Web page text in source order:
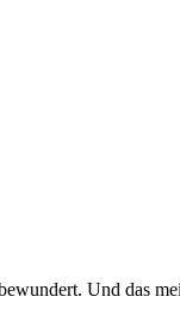
Und das